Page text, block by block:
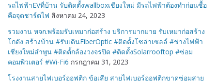
รถไฟฟ้าEVที่บ้าน รับติดตั้งwallboxเชียงใหม่ มีรถไฟฟ้าต้องทำก่อนซื้อ
คือจุดชาร์ตไฟ สิงหาคม 24, 2023
รวมงาน หจก.พร้อมรับเหมาก่อสร้าง บริการมากมาย รับเหมาก่อสร้าง
โกดัง สร้างบ้าน #รับเดินFiberOptic #ติดตั้งโซล่าเซลล์ #ช่างไฟฟ้า
เชียงใหม่ลำพูน #ติดตั้กล้องวงจรปิด #ติดตั้งSolarrooftop #ซ่อม
คอมพิวเตอร์ #Wi-Fi6 กรกฎาคม 31, 2023
โรงงานสายไฟเบอร์ออฟติก ข้อเสีย สายไฟเบอร์ออฟติกขาดซ่อมสาย